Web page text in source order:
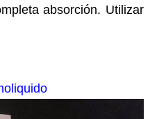
absorción. Utilizar